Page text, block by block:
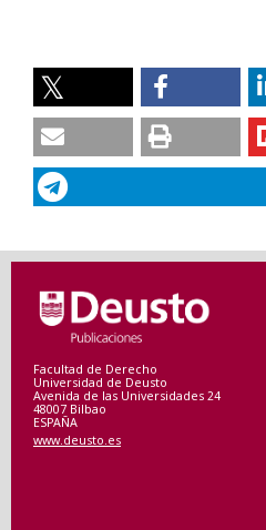
Facultad de Derecho
Universidad de Deusto
Avenida de las Universidades 24
48007 Bilbao
ESPAÑA
www.deusto.es